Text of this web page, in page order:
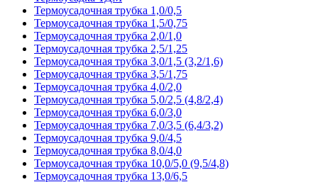
Термоусадочная трубка 1,0/0,5
Термоусадочная трубка 1,5/0,75
Термоусадочная трубка 2,0/1,0
Термоусадочная трубка 2,5/1,25
Термоусадочная трубка 3,0/1,5 (3,2/1,6)
Термоусадочная трубка 3,5/1,75
Термоусадочная трубка 4,0/2,0
Термоусадочная трубка 5,0/2,5 (4,8/2,4)
Термоусадочная трубка 6,0/3,0
Термоусадочная трубка 7,0/3,5 (6,4/3,2)
Термоусадочная трубка 9,0/4,5
Термоусадочная трубка 8,0/4,0
Термоусадочная трубка 10,0/5,0 (9,5/4,8)
Термоусадочная трубка 13,0/6,5